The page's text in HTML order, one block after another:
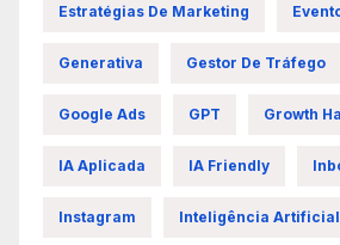
Estratégias De Marketing
Generativa Gestor De Tráfego
Google Ads GPT Growth
IA Aplicada IA Friendly
Instagram Inteligência Artificial